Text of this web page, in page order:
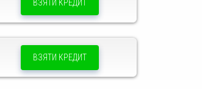
ВЗЯТИ КРЕДИТ
ВЗЯТИ КРЕДИТ